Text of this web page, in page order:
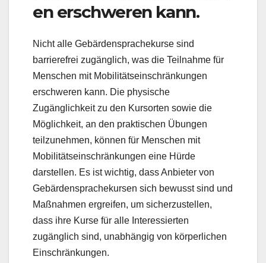
en erschweren kann.
Nicht alle Gebärdensprachekurse sind
barrierefrei zugänglich, was die Teilnahme für
Menschen mit Mobilitätseinschränkungen
erschweren kann. Die physische
Zugänglichkeit zu den Kursorten sowie die
Möglichkeit, an den praktischen Übungen
teilzunehmen, können für Menschen mit
Mobilitätseinschränkungen eine Hürde
darstellen. Es ist wichtig, dass Anbieter von
Gebärdensprachekursen sich bewusst sind und
Maßnahmen ergreifen, um sicherzustellen,
dass ihre Kurse für alle Interessierten
zugänglich sind, unabhängig von körperlichen
Einschränkungen.